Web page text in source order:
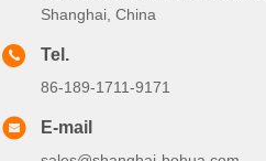
Shanghai, China
Tel.
86-189-1711-9171
E-mail